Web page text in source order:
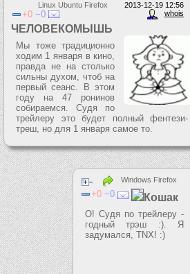
2013-12-19 12:56
Linux Ubuntu Firefox
whois
0 0
ЧЕЛОВЕКОМЫШЬ
Мы тоже традиционно
ходим 1 января в кино,
правда не на столько
сильны духом, чтоб на
первый сеанс. В этом
году на 47 ронинов
собираемся. Судя по
трейлеру это будет полный фентези-
треш, но для 1 января самое то.
Windows Firefox
0 0 Кошак
О! Судя по трейлеру -
годный трэш :). Я
задумался, TNX! :)